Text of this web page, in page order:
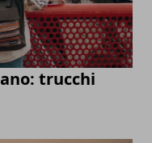
trucchi